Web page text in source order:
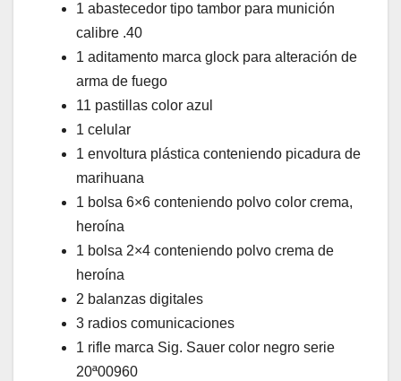
1 abastecedor tipo tambor para munición
calibre .40
1 aditamento marca glock para alteración de
arma de fuego
11 pastillas color azul
1 celular
1 envoltura plástica conteniendo picadura de
marihuana
1 bolsa 6×6 conteniendo polvo color crema,
heroína
1 bolsa 2×4 conteniendo polvo crema de
heroína
2 balanzas digitales
3 radios comunicaciones
1 rifle marca Sig. Sauer color negro serie
20ª00960